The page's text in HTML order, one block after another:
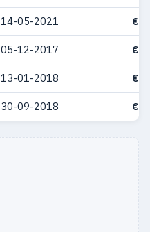
14-05-2021 €
05-12-2017 €
13-01-2018 €
30-09-2018 €